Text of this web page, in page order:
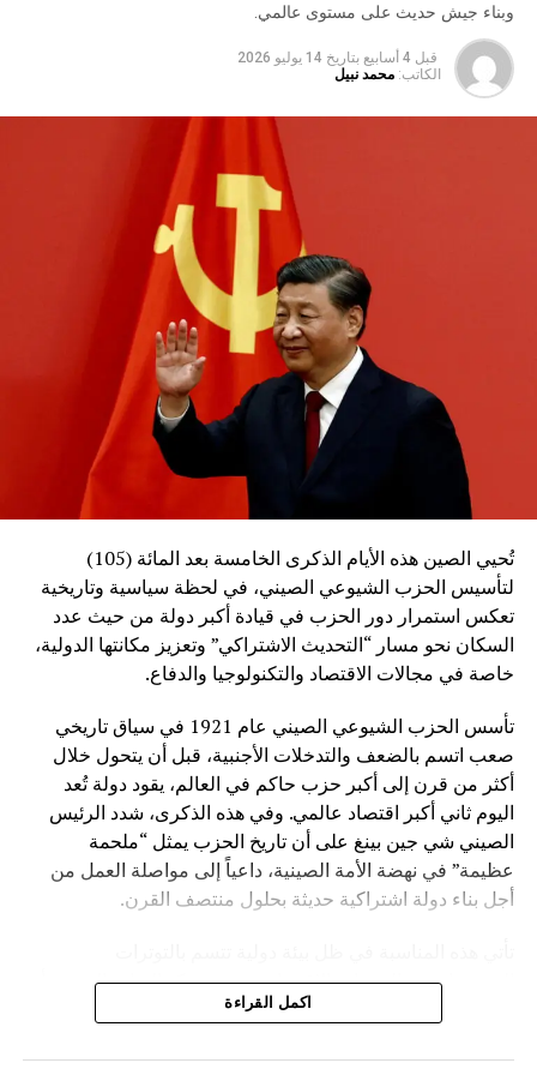
وبناء جيش حديث على مستوى عالمي.
قبل 4 أسابيع بتاريخ 14 يوليو 2026
الكاتب: محمد نبيل
تُحيي الصين هذه الأيام الذكرى الخامسة بعد المائة (105)
لتأسيس الحزب الشيوعي الصيني، في لحظة سياسية وتاريخية
تعكس استمرار دور الحزب في قيادة أكبر دولة من حيث عدد
السكان نحو مسار “التحديث الاشتراكي” وتعزيز مكانتها الدولية،
خاصة في مجالات الاقتصاد والتكنولوجيا والدفاع.
تأسس الحزب الشيوعي الصيني عام 1921 في سياق تاريخي
صعب اتسم بالضعف والتدخلات الأجنبية، قبل أن يتحول خلال
أكثر من قرن إلى أكبر حزب حاكم في العالم، يقود دولة تُعد
اليوم ثاني أكبر اقتصاد عالمي. وفي هذه الذكرى، شدد الرئيس
الصيني شي جين بينغ على أن تاريخ الحزب يمثل “ملحمة
عظيمة” في نهضة الأمة الصينية، داعياً إلى مواصلة العمل من
أجل بناء دولة اشتراكية حديثة بحلول منتصف القرن.
الجيوسياسية والتغيرات الاقتصادية، حيث تؤكد القيادة الصينية أن
العالم يعيش مرحلة “تغيرات عميقة غير مسبوقة”. وفي هذا
التخطيط طويل المدى، والتقدم الصناعي، والتوسع التكنولوجي.
اكمل القراءة